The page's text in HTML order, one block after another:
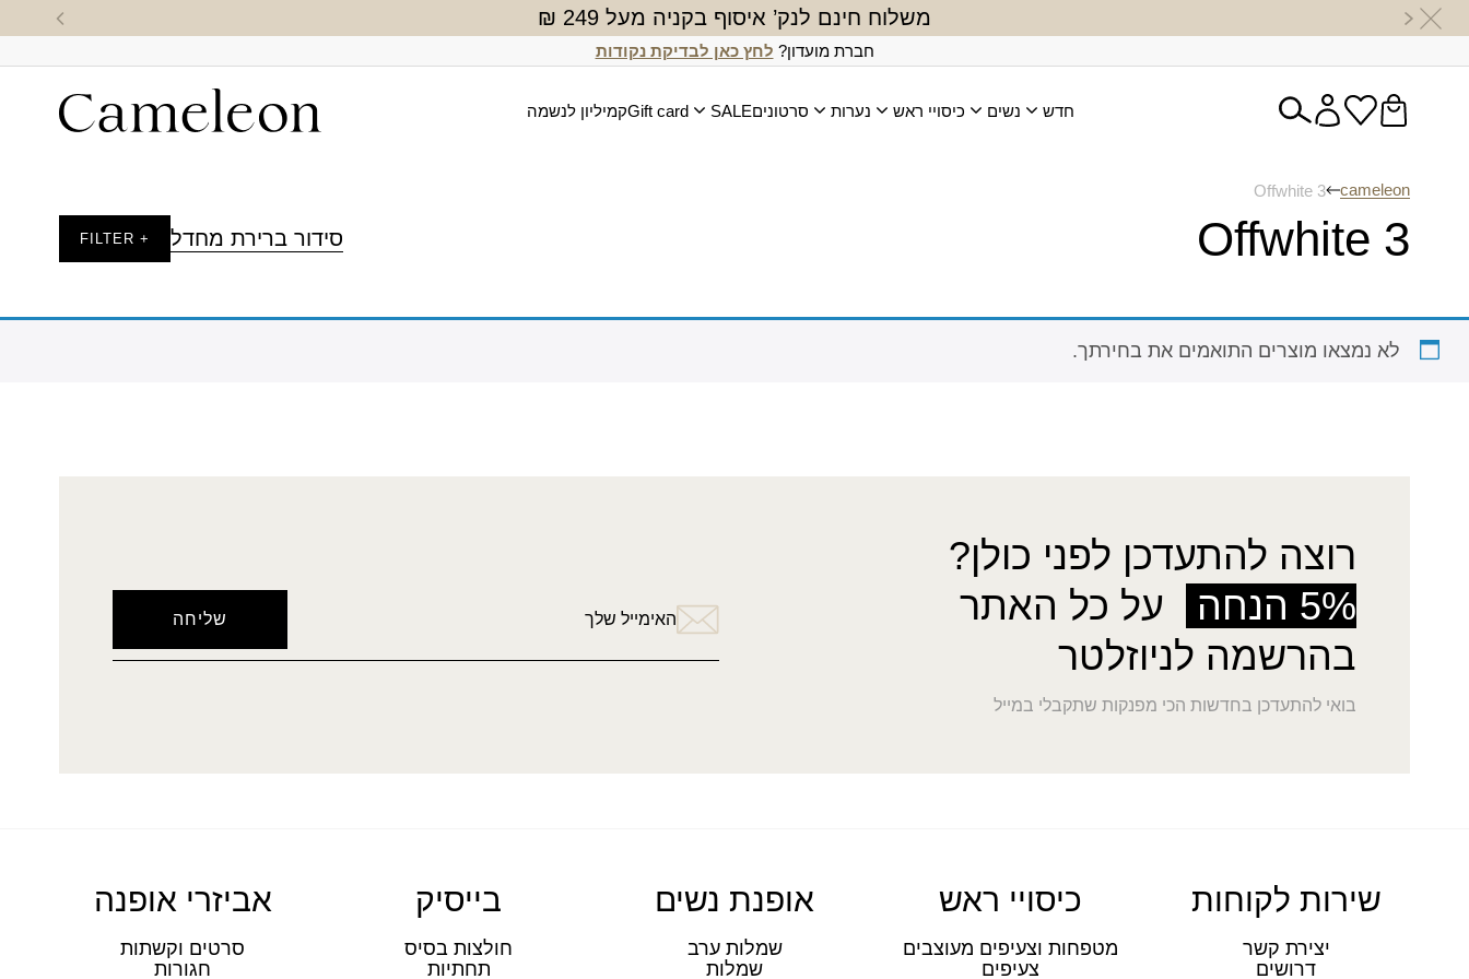
משלוח חינם לנק’ איסוף בקניה מעל 249 ₪
חברת מועדון? לחץ כאן לבדיקת נקודות
חדש נשים כיסויי ראש נערות סרטוניםSALE
Gift cardקמיליון לנשמה
cameleon
Offwhite 3
Offwhite 3 סידור ברירת מחדל + FILTER
לא נמצאו מוצרים התואמים את בחירתך.
רוצה להתעדכן לפני כולן?
5% הנחה
על כל האתר
בהרשמה לניוזלטר
בואי להתעדכן בחדשות הכי מפנקות שתקבלי במייל
האימייל שלך
שירות לקוחות
יצירת קשר
דרושים
כיסויי ראש
מטפחות וצעיפים מעוצבים
צעיפים
אופנת נשים
שמלות ערב
שמלות
בייסיק
חולצות בסיס
תחתיות
אביזרי אופנה
סרטים וקשתות
חגורות